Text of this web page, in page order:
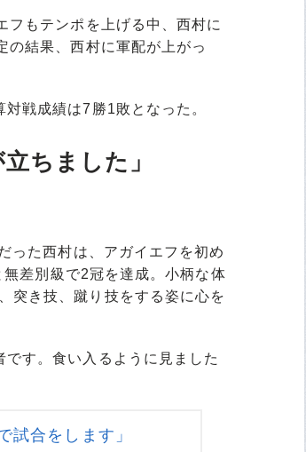
もテンポを上げる中、西村に
の結果、西村に軍配が上がっ
戦成績は7勝1敗となった。
ちました」
た西村は、アガイエフを初め
差別級で2冠を達成。小柄な体
突き技、蹴り技をする姿に心を
す。食い入るように見ました
合をします」